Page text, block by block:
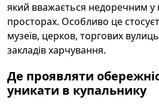
який вважається недоречним у
просторах. Особливо це
музеїв, церков, торгових
закладів харчування.
Де проявляти
уникати в купальнику